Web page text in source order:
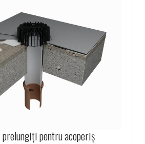
pentru acoperiş